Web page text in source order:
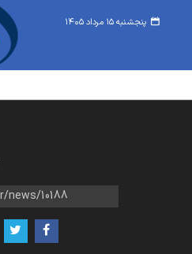
پنجشنبه ۱۵ مرداد ۱۴۰۵